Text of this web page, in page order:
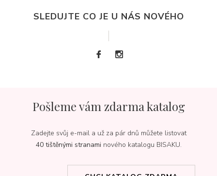
SLEDUJTE CO JE U NÁS NOVÉHO
Pošleme vám zdarma katalog
Zadejte svůj e-mail a už za pár dnů můžete listovat
40 tištěnými stranami nového katalogu BISAKU.